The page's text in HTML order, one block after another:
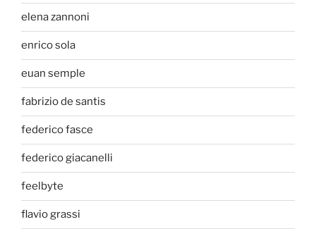
elena zannoni
enrico sola
euan semple
fabrizio de santis
federico fasce
federico giacanelli
feelbyte
flavio grassi